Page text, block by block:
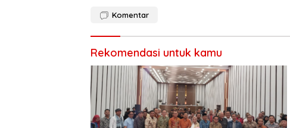
Komentar
Rekomendasi untuk kamu